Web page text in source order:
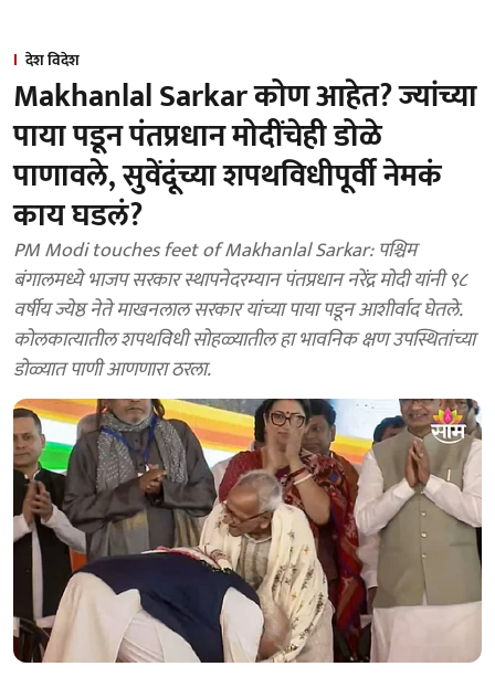
देश विदेश
Makhanlal Sarkar कोण आहेत? ज्यांच्या
पाया पडून पंतप्रधान मोदींचेही डोळे
पाणावले, सुवेंदूंच्या शपथविधीपूर्वी नेमकं
काय घडलं?
PM Modi touches feet of Makhanlal Sarkar: पश्चिम
बंगालमध्ये भाजप सरकार स्थापनेदरम्यान पंतप्रधान नरेंद्र मोदी यांनी ९८
वर्षीय ज्येष्ठ नेते माखनलाल सरकार यांच्या पाया पडून आशीर्वाद घेतले.
कोलकात्यातील शपथविधी सोहळ्यातील हा भावनिक क्षण उपस्थितांच्या
डोळ्यात पाणी आणणारा ठरला.